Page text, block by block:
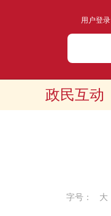
用户登录
政民互动
字号： 大